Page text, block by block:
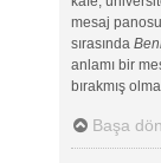
mesaj
sırasında
anlamı bir
bırakmış
Başa dön